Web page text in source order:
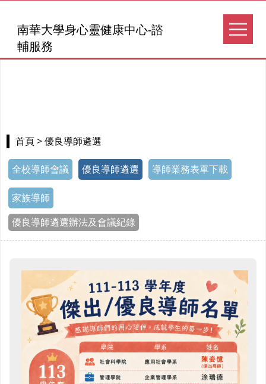
首頁 > 優良導師遴選
全校導師會議 優良導師遴選 導師業務表單下載
家族導師
優良導師遴選辦法及會議紀錄
南華大學身心靈健康中心-諮
輔服務